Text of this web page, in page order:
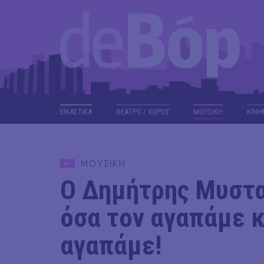
ΕΙΚΑΣΤΙΚΑ ΘΕΑΤΡΟ / ΧΟΡΟΣ ΜΟΥΣΙΚΗ
ΜΟΥΣΙΚΗ
Ο Δημήτρης
όσα τον αγαπάμε
αγαπάμε!